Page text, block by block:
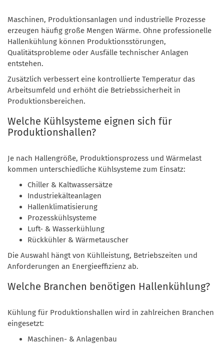
Maschinen, Produktionsanlagen und industrielle Prozesse
erzeugen häufig große Mengen Wärme. Ohne professionelle
Hallenkühlung können Produktionsstörungen,
Qualitätsprobleme oder Ausfälle technischer Anlagen
entstehen.
Zusätzlich verbessert eine kontrollierte Temperatur das
Arbeitsumfeld und erhöht die Betriebssicherheit in
Produktionsbereichen.
Welche Kühlsysteme eignen sich für
Produktionshallen?
Je nach Hallengröße, Produktionsprozess und Wärmelast
kommen unterschiedliche Kühlsysteme zum Einsatz:
Chiller & Kaltwassersätze
Industriekälteanlagen
Hallenklimatisierung
Prozesskühlsysteme
Luft- & Wasserkühlung
Rückkühler & Wärmetauscher
Die Auswahl hängt von Kühlleistung, Betriebszeiten und
Anforderungen an Energieeffizienz ab.
Welche Branchen benötigen Hallenkühlung?
Kühlung für Produktionshallen wird in zahlreichen Branchen
eingesetzt:
Maschinen- & Anlagenbau